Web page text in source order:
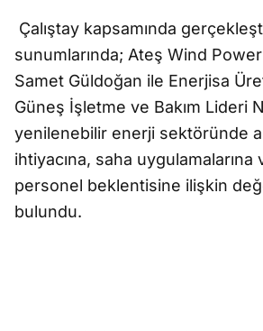
Çalıştay kapsamında
sunumlarında; Ateş Wind
Samet Güldoğan ile Enerjisa
Güneş İşletme ve Bakım Lideri
yenilenebilir enerji sektöründe
ihtiyacına, saha
personel beklentisine ilişkin
bulundu.